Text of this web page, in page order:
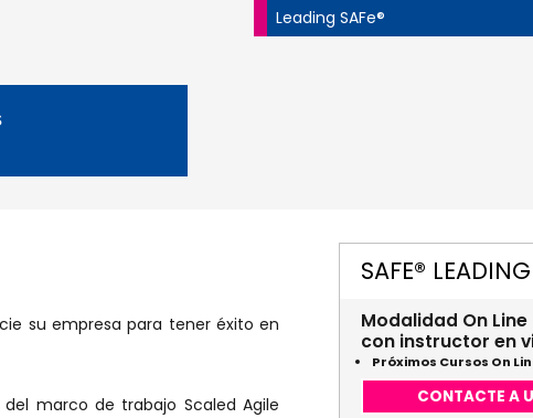
Leading SAFe®
su empresa para tener éxito en
marco de trabajo Scaled Agile
SAFE®
Modalidad On Line
con instructor en
Próximos Cursos On
CONTACTE A